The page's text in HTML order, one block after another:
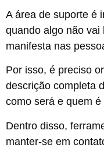
A área de suporte é
quando algo não
manifesta nas
Por isso, é preciso
descrição completa
como será e quem
Dentro disso,
manter-se em